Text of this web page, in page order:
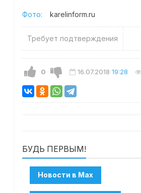
Фото: karelinform.ru
Требует подтверждения
0 16.07.2018 19:28
БУДЬ ПЕРВЫМ!